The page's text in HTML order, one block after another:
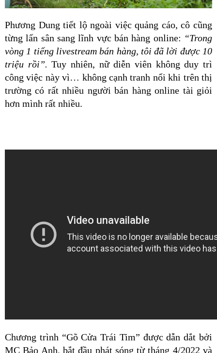
Phương Dung tiết lộ ngoài việc quảng cáo, cô cũng
từng lấn sân sang lĩnh vực bán hàng online: “Trong
vòng 1 tiếng livestream bán hàng, tôi đã lời được 10
triệu rồi”. Tuy nhiên, nữ diễn viên không duy trì
công việc này vì… không cạnh tranh nổi khi trên thị
trường có rất nhiều người bán hàng online tài giỏi
hơn mình rất nhiều.
Chương trình “Gõ Cửa Trái Tim” được dẫn dắt bởi
MC Bảo Anh, bắt đầu phát sóng từ tháng 4/2022 và